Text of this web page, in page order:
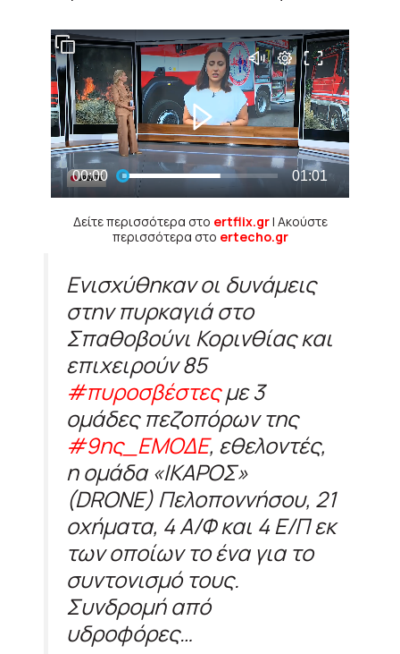
Δείτε περισσότερα στο ertflix.gr| Ακούστε
περισσότερα στο ertecho.gr
Ενισχύθηκαν οι δυνάμεις
στην πυρκαγιά στο
Σπαθοβούνι Κορινθίας και
επιχειρούν 85
#πυροσβέστεςμε 3
ομάδες πεζοπόρων της
#9ης_ΕΜΟΔΕ, εθελοντές,
η ομάδα «ΙΚΑΡΟΣ»
(DRONE) Πελοποννήσου, 21
οχήματα, 4 Α/Φ και 4 Ε/Π εκ
των οποίων το ένα για το
συντονισμό τους.
Συνδρομή από
υδροφόρες…